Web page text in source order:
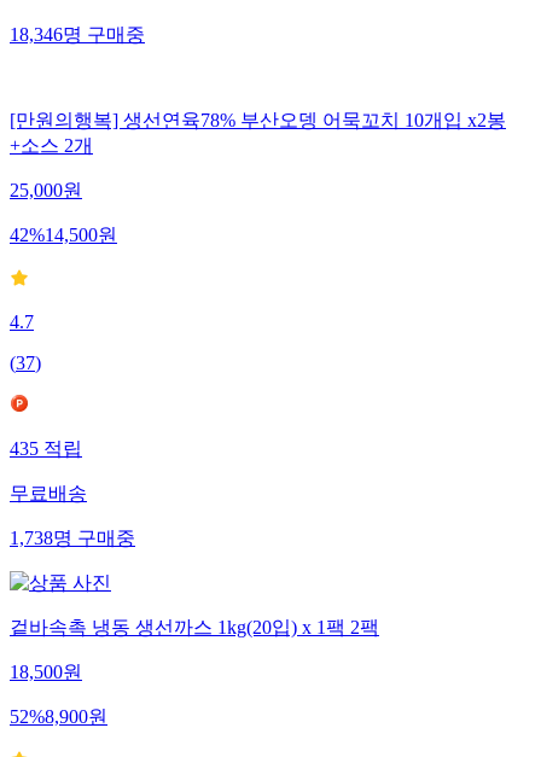
18,346명 구매중
[만원의행복] 생선연육78% 부산오뎅 어묵꼬치 10개입 x2봉
+소스 2개
25,000원
42%14,500원
4.7
(37)
435 적립
무료배송
1,738명 구매중
겉바속촉 냉동 생선까스 1kg(20입) x 1팩 2팩
18,500원
52%8,900원